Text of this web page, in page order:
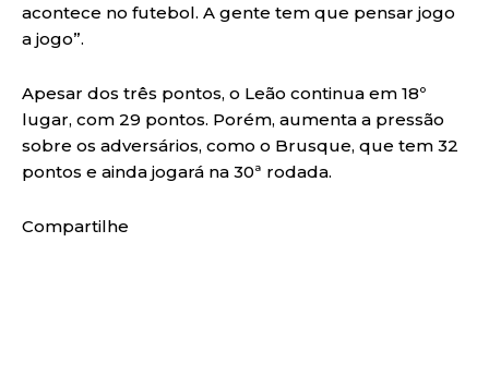
acontece no futebol. A gente tem que pensar jogo
a jogo”.
Apesar dos três pontos, o Leão continua em 18º
lugar, com 29 pontos. Porém, aumenta a pressão
sobre os adversários, como o Brusque, que tem 32
pontos e ainda jogará na 30ª rodada.
Compartilhe